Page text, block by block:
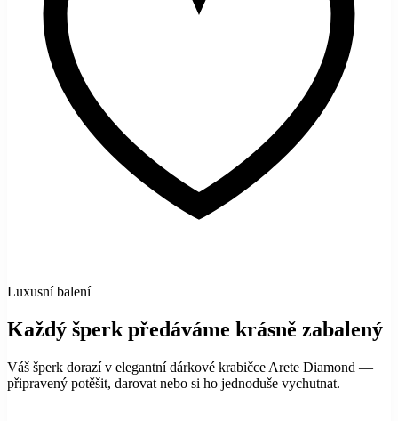
Luxusní balení
Každý šperk předáváme krásně zabalený
Váš šperk dorazí v elegantní dárkové krabičce Arete Diamond —
připravený potěšit, darovat nebo si ho jednoduše vychutnat.